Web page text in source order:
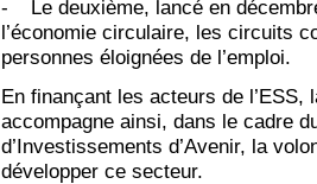
Le deuxième, lancé en
l’économie circulaire, les circuits
personnes éloignées de l’emploi.
En finançant les acteurs de l’ESS,
accompagne ainsi, dans le cadre
d’Investissements d’Avenir, la
développer ce secteur.